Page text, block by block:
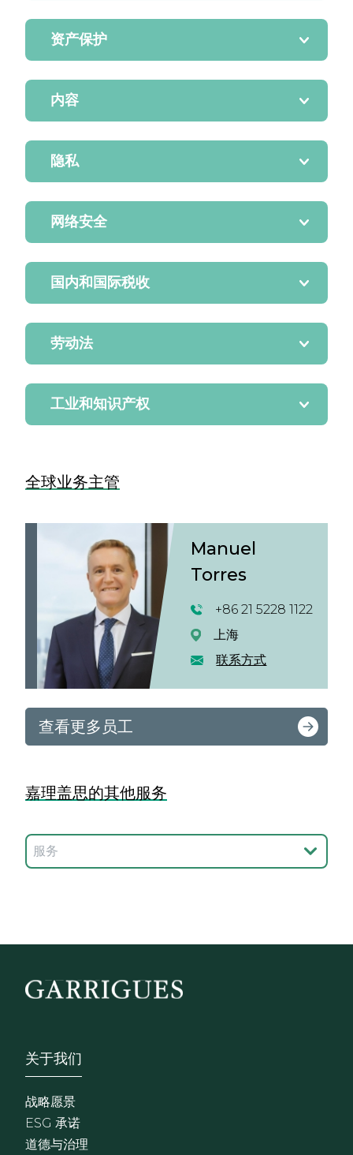
资产保护
内容
隐私
网络安全
国内和国际税收
劳动法
工业和知识产权
全球业务主管
Manuel
Torres
+86 21 5228 1122
上海
联系方式
查看更多员工
嘉理盖思的其他服务
选择服务
Footer - Sobre Nosotros
关于我们
战略愿景
ESG 承诺
道德与治理